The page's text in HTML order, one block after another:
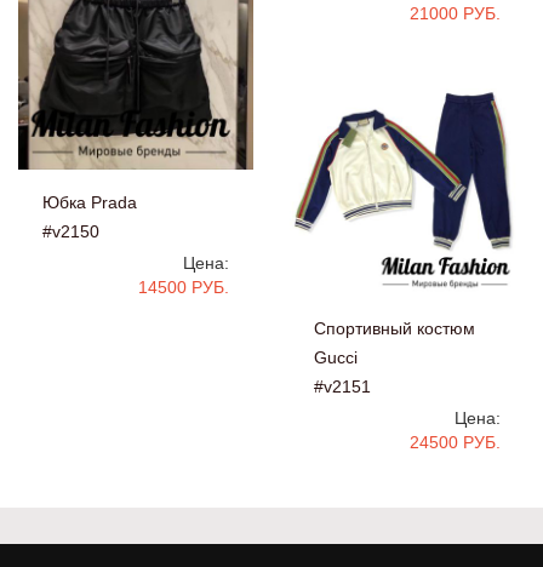
21000 РУБ.
Юбка Prada
#v2150
Цена:
14500 РУБ.
Спортивный костюм
Gucci
#v2151
Цена:
24500 РУБ.